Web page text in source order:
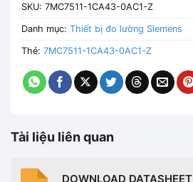
SKU: 7MC7511-1CA43-0AC1-Z
Danh mục: Thiết bị đo lường Siemens
Thẻ: 7MC7511-1CA43-0AC1-Z
Tài liệu liên quan
DOWNLOAD DATASHEET